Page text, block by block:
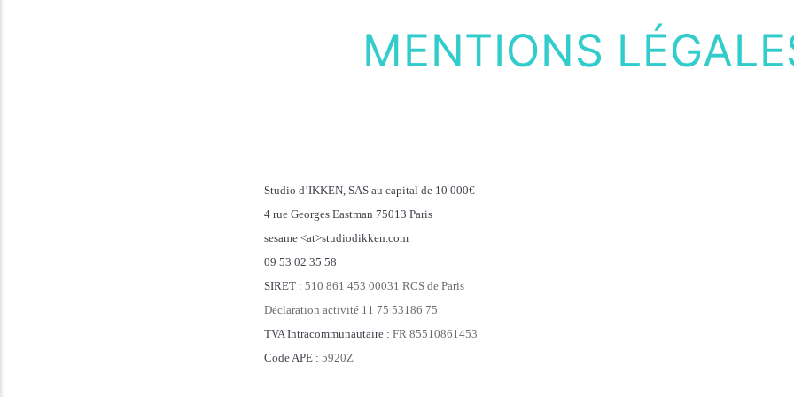
MENTIONS
Studio d’IKKEN, SAS au capital de 10 000€
4 rue Georges Eastman 75013 Paris
sesame <at>studiodikken.com
09 53 02 35 58
SIRET : 510 861 453 00031 RCS de Paris
Déclaration activité 11 75 53186 75
TVA Intracommunautaire : FR 85510861453
Code APE : 5920Z